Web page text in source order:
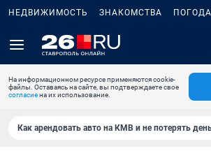
НЕДВИЖИМОСТЬ ЗНАКОМСТВА ПОГОДА
На информационном ресурсе применяются cookie-
файлы. Оставаясь на сайте, вы подтверждаете свое
согласиена их использование.
Как арендовать авто на КМВ и не потерять